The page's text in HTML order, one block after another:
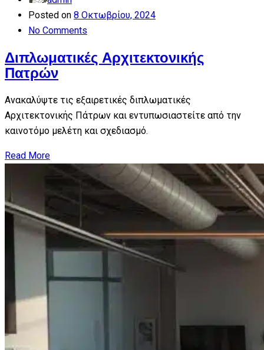
Posted on 8 Οκτωβρίου, 2024
No Comments
Διπλωματικές Αρχιτεκτονικής
Πατρών
Ανακαλύψτε τις εξαιρετικές διπλωματικές
Αρχιτεκτονικής Πάτρων και εντυπωσιαστείτε από την
καινοτόμο μελέτη και σχεδιασμό.
Read More